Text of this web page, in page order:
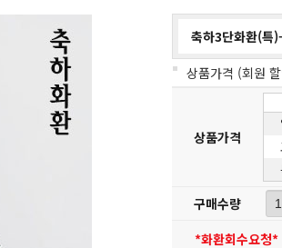
축하3단화환(특
상품가격 (회원
상품가격
구매수량
*화환회수요청*